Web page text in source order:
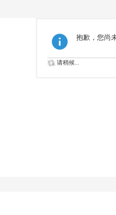
抱歉，您尚
请稍候...